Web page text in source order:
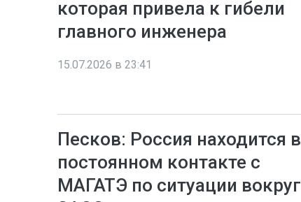
которая привела к гибели
главного инженера
15.07.2026 в 23:41
Песков: Россия находится в
постоянном контакте с
МАГАТЭ по ситуации вокруг